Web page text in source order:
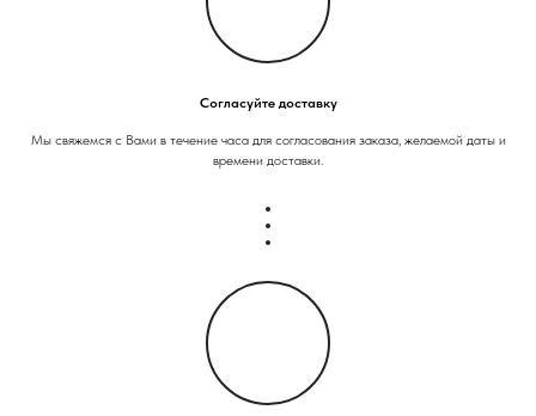
Согласуйте доставку
Мы свяжемся с Вами в течение часа для согласования заказа, желаемой даты и
времени доставки.